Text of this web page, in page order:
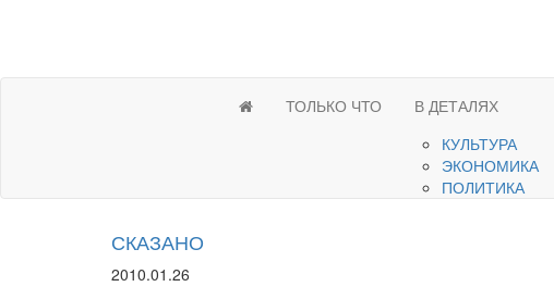
ТОЛЬКО ЧТО
В ДЕТАЛЯХ
КУЛЬТУРА
ЭКОНОМИКА
ПОЛИТИКА
СКАЗАНО
2010.01.26